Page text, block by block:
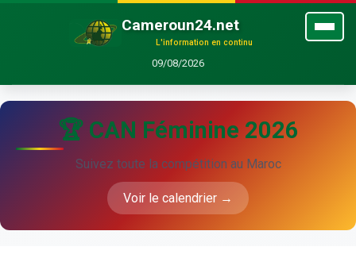
Cameroun24.net
L'information en continu
09/08/2026
🏆 CAN Féminine 2026
Suivez toute la compétition au Maroc
Voir le calendrier →